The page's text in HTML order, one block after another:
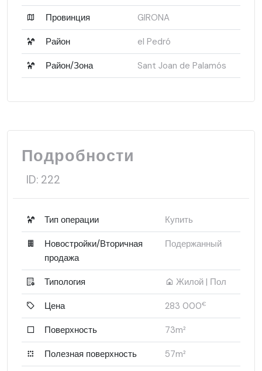
Провинция GIRONA
Район el Pedró
Район/Зона Sant Joan de Palamós
Подробности
ID: 222
Тип операции Купить
Новостройки/Вторичная
продажа
Подержанный
Типология Жилой | Пол
Цена 283 000€
Поверхность 73m²
Полезная поверхность 57m²